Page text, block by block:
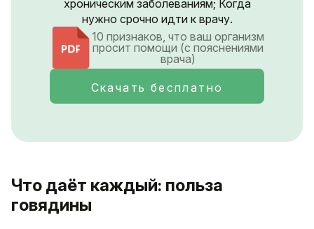
хроническим заболеваниям; Когда
нужно срочно идти к врачу.
10 признаков, что ваш организм
просит помощи (с пояснениями
врача)
Скачать бесплатно
Что даёт каждый: польза
говядины